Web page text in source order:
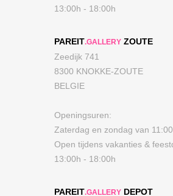
13:00h - 18:00h
PAREIT.GALLERY ZOUTE
Zeedijk 741
8300 KNOKKE-ZOUTE
BELGIE
Openingsuren:
Zaterdag en zondag van
Open tijdens vakanties &
13:00h - 18:00h
PAREIT.GALLERY DEPOT